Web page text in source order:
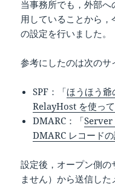
当事務所でも，外部
用していることから，
の設定を行いました。
参考にしたのは次のサ
SPF：「ほうほう爺
RelayHost を使っ
DMARC：「Server
DMARC レコード
設定後，オープン側の
ません）から送信し